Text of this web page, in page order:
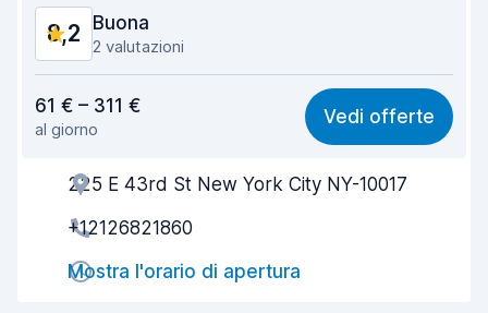
8,2 Buona
2 valutazioni
8,0
Facile da trovare 8,2
Gentilezza degli agenti
Rapidità del ritiro
Rapidità della riconsegna
61 € – 311 €
al giorno
Vedi offerte
225 E 43rd St New York City NY-10017
+12126821860
Mostra l'orario di apertura